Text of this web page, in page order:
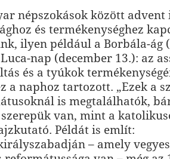
népszokások között advent
és termékenységhez
ilyen például a Borbála-ág
nap (december 13.): az
és a tyúkok
a naphoz tartozott. „Ezek a
is megtalálhatók,
van, mint a
Példát is említ:
– amely